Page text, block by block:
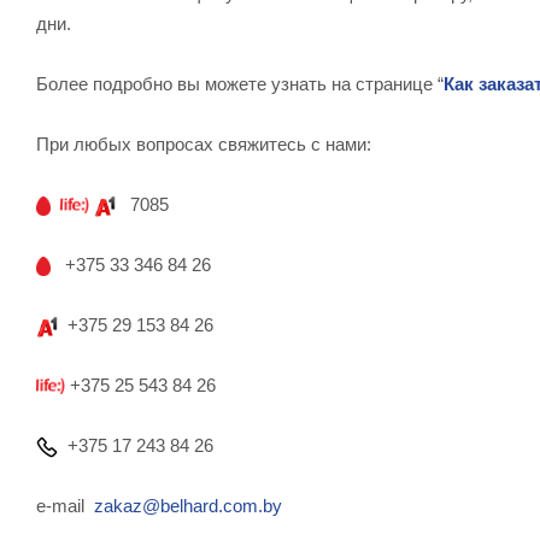
дни.
Более подробно вы можете узнать на странице “Как
При любых вопросах свяжитесь с нами:
7085
+375 33 346 84 26
+375 29 153 84 26
+375 25 543 84 26
+375 17 243 84 26
e-mail zakaz@belhard.com.by